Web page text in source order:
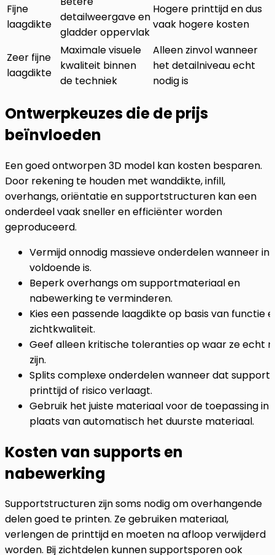
Fijne
laagdikte
detailweergave en
gladder oppervlak
Hogere printtijd en dus
vaak hogere kosten
Zeer fijne
laagdikte
Maximale visuele
kwaliteit binnen
de techniek
Alleen zinvol wanneer
het detailniveau echt
nodig is
Ontwerpkeuzes die de prijs
beïnvloeden
Een goed ontworpen 3D model kan kosten besparen.
Door rekening te houden met wanddikte, infill,
overhangs, oriëntatie en supportstructuren kan een
onderdeel vaak sneller en efficiënter worden
geproduceerd.
Vermijd onnodig massieve onderdelen wanneer
voldoende is.
Beperk overhangs om supportmateriaal en
nabewerking te verminderen.
Kies een passende laagdikte op basis van functie
zichtkwaliteit.
Geef alleen kritische toleranties op waar ze echt
zijn.
Splits complexe onderdelen wanneer dat
printtijd of risico verlaagt.
Gebruik het juiste materiaal voor de toepassing in
plaats van automatisch het duurste materiaal.
Kosten van supports en
nabewerking
Supportstructuren zijn soms nodig om overhangende
delen goed te printen. Ze gebruiken materiaal,
verlengen de printtijd en moeten na afloop verwijderd
worden. Bij zichtdelen kunnen supportsporen ook